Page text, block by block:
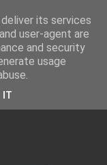
its services
user-agent are
and security
usage
IT